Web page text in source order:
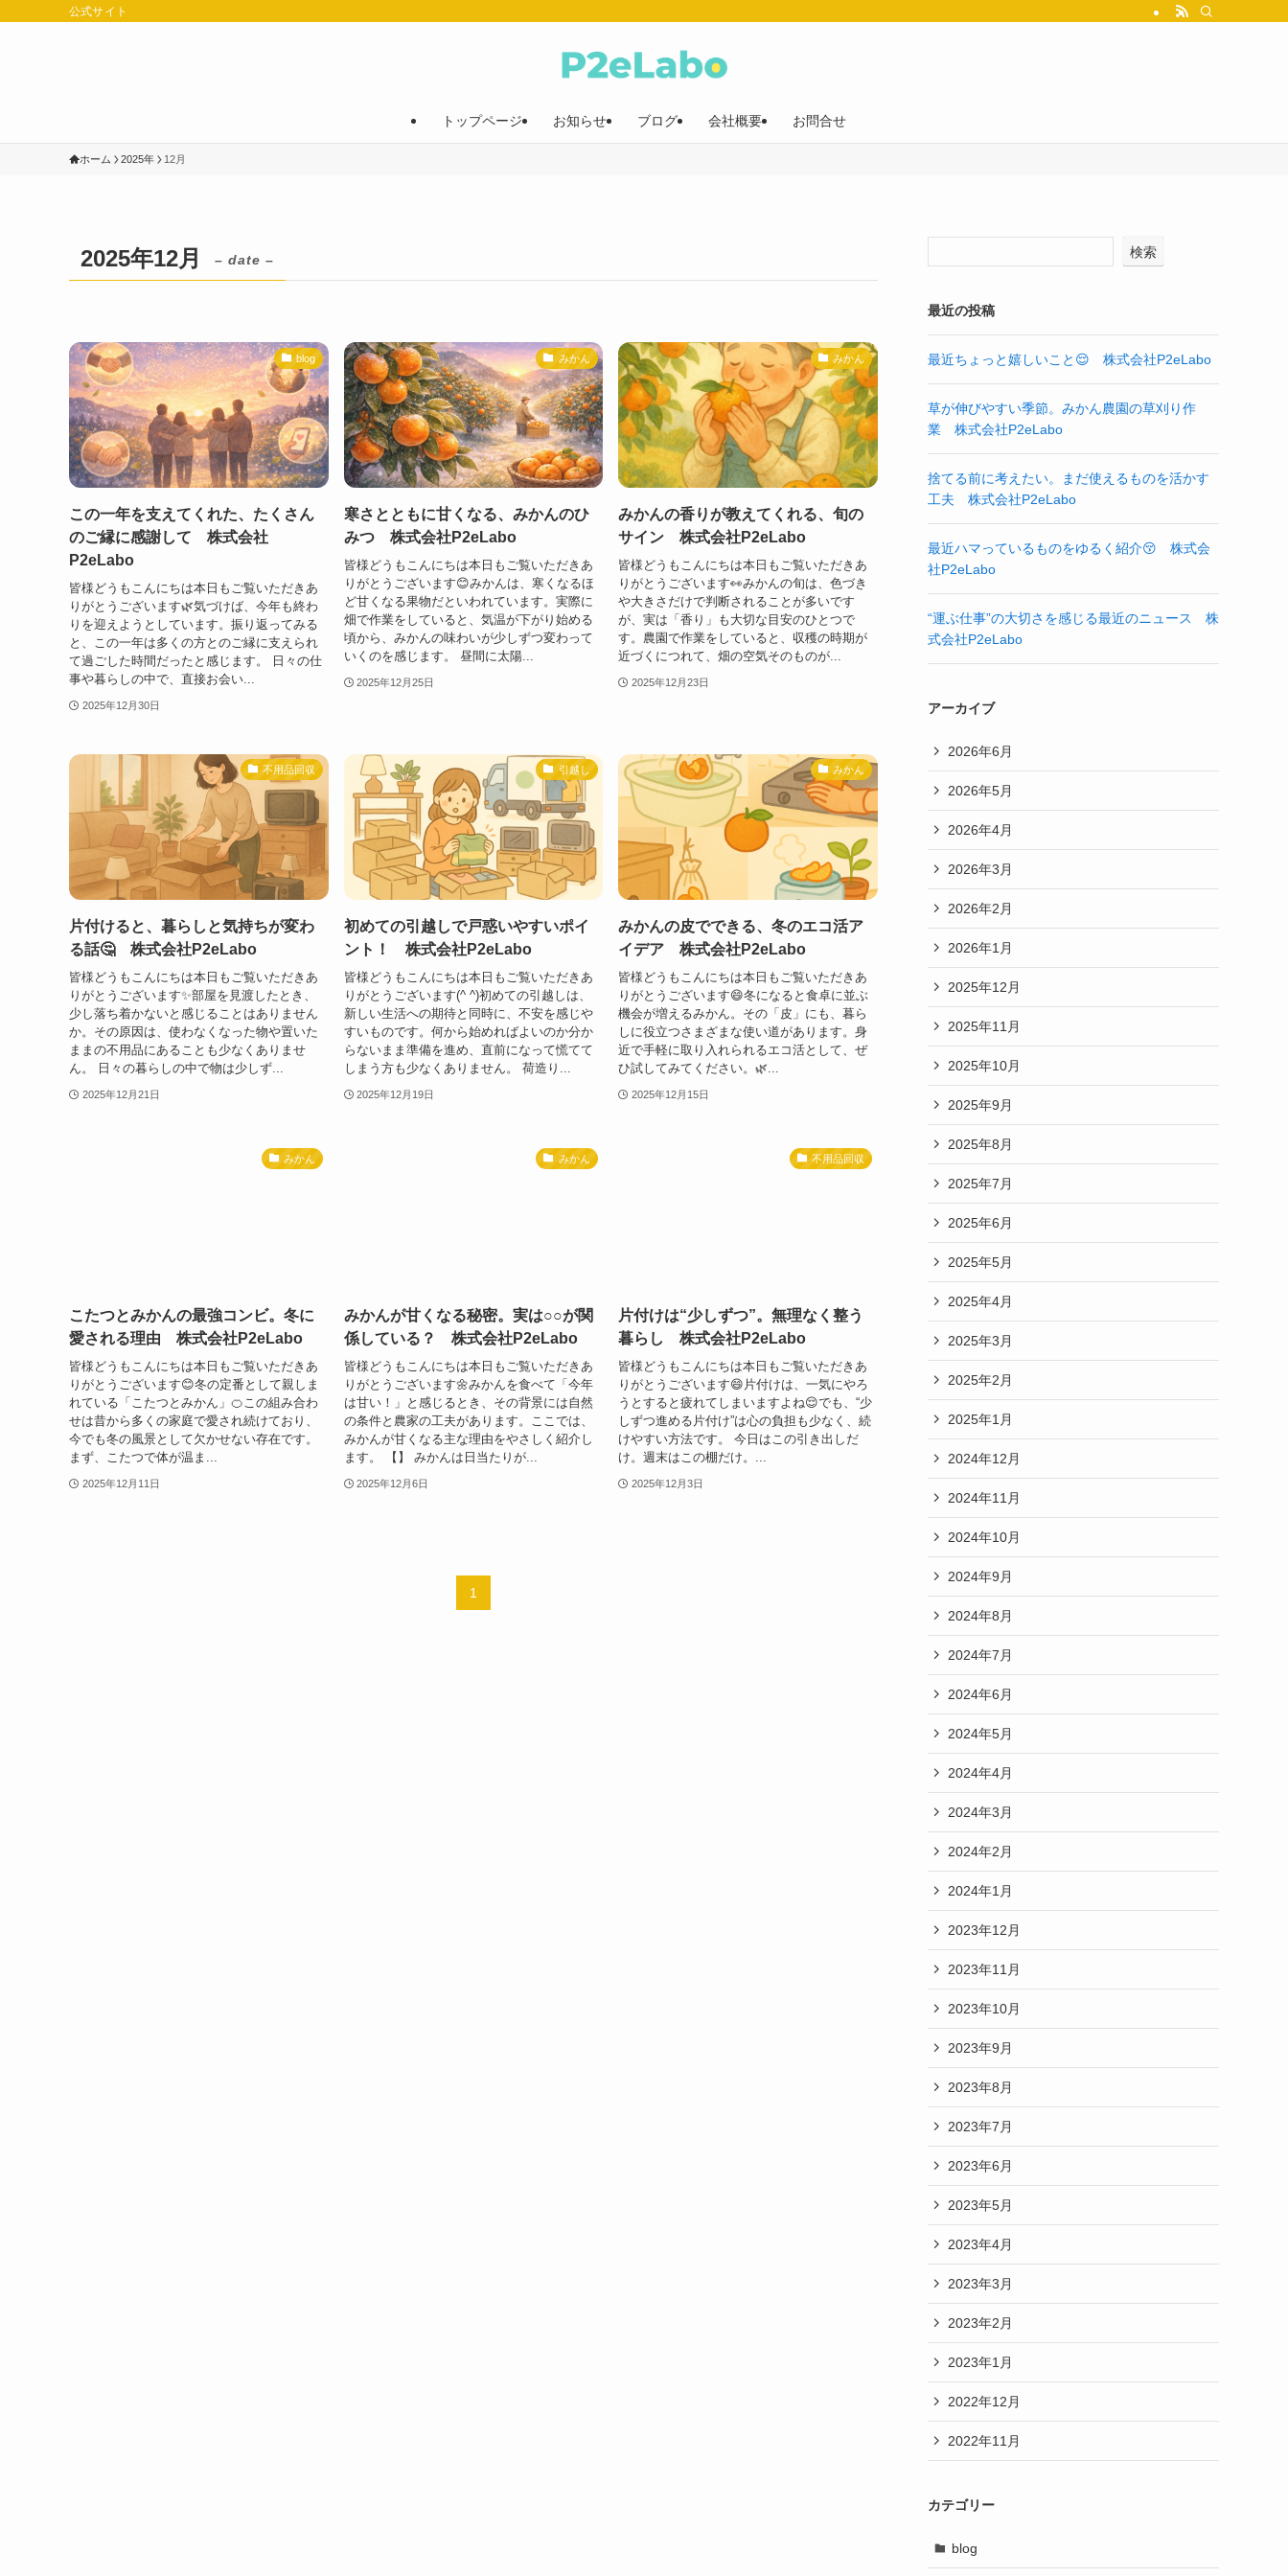
公式サイト
トップページ お知らせ ブログ 会社概要 お問合せ
ホーム 2025年 12月
2025年12月 – date –
blog
この一年を支えてくれた、たくさん
のご縁に感謝して 株式会社
P2eLabo
皆様どうもこんにちは本日もご覧いただきあ
りがとうございます🌿気づけば、今年も終わ
りを迎えようとしています。振り返ってみる
と、この一年は多くの方とのご縁に支えられ
て過ごした時間だったと感じます。 日々の仕
事や暮らしの中で、直接お会い...
2025年12月30日
みかん
寒さとともに甘くなる、みかんのひ
みつ 株式会社P2eLabo
皆様どうもこんにちは本日もご覧いただきあ
りがとうございます😊みかんは、寒くなるほ
ど甘くなる果物だといわれています。実際に
畑で作業をしていると、気温が下がり始める
頃から、みかんの味わいが少しずつ変わって
いくのを感じます。 昼間に太陽...
2025年12月25日
みかん
みかんの香りが教えてくれる、旬の
サイン 株式会社P2eLabo
皆様どうもこんにちは本日もご覧いただきあ
りがとうございます👀みかんの旬は、色づき
や大きさだけで判断されることが多いです
が、実は「香り」も大切な目安のひとつで
す。農園で作業をしていると、収穫の時期が
近づくにつれて、畑の空気そのものが...
2025年12月23日
不用品回収
片付けると、暮らしと気持ちが変わ
る話🤔 株式会社P2eLabo
皆様どうもこんにちは本日もご覧いただきあ
りがとうございます✨部屋を見渡したとき、
少し落ち着かないと感じることはありません
か。その原因は、使わなくなった物や置いた
ままの不用品にあることも少なくありませ
ん。 日々の暮らしの中で物は少しず...
2025年12月21日
引越し
初めての引越しで戸惑いやすいポイ
ント！ 株式会社P2eLabo
皆様どうもこんにちは本日もご覧いただきあ
りがとうございます(^ ^)初めての引越しは、
新しい生活への期待と同時に、不安を感じや
すいものです。何から始めればよいのか分か
らないまま準備を進め、直前になって慌てて
しまう方も少なくありません。 荷造り...
2025年12月19日
みかん
みかんの皮でできる、冬のエコ活ア
イデア 株式会社P2eLabo
皆様どうもこんにちは本日もご覧いただきあ
りがとうございます😄冬になると食卓に並ぶ
機会が増えるみかん。その「皮」にも、暮ら
しに役立つさまざまな使い道があります。身
近で手軽に取り入れられるエコ活として、ぜ
ひ試してみてください。🌿...
2025年12月15日
みかん
こたつとみかんの最強コンビ。冬に
愛される理由 株式会社P2eLabo
皆様どうもこんにちは本日もご覧いただきあ
りがとうございます😊冬の定番として親しま
れている「こたつとみかん」🍊この組み合わ
せは昔から多くの家庭で愛され続けており、
今でも冬の風景として欠かせない存在です。
まず、こたつで体が温ま...
2025年12月11日
みかん
みかんが甘くなる秘密。実は○○が関
係している？ 株式会社P2eLabo
皆様どうもこんにちは本日もご覧いただきあ
りがとうございます🌼みかんを食べて「今年
は甘い！」と感じるとき、その背景には自然
の条件と農家の工夫があります。ここでは、
みかんが甘くなる主な理由をやさしく紹介し
ます。 【】 みかんは日当たりが...
2025年12月6日
不用品回収
片付けは“少しずつ”。無理なく整う
暮らし 株式会社P2eLabo
皆様どうもこんにちは本日もご覧いただきあ
りがとうございます😄片付けは、一気にやろ
うとすると疲れてしまいますよね😌でも、“少
しずつ進める片付け”は心の負担も少なく、続
けやすい方法です。 今日はこの引き出しだ
け。週末はこの棚だけ。...
2025年12月3日
1
検索
最近の投稿
最近ちょっと嬉しいこと😌 株式会社P2eLabo
草が伸びやすい季節。みかん農園の草刈り作
業 株式会社P2eLabo
捨てる前に考えたい。まだ使えるものを活かす
工夫 株式会社P2eLabo
最近ハマっているものをゆるく紹介😚 株式会
社P2eLabo
“運ぶ仕事”の大切さを感じる最近のニュース 株
式会社P2eLabo
アーカイブ
2026年6月
2026年5月
2026年4月
2026年3月
2026年2月
2026年1月
2025年12月
2025年11月
2025年10月
2025年9月
2025年8月
2025年7月
2025年6月
2025年5月
2025年4月
2025年3月
2025年2月
2025年1月
2024年12月
2024年11月
2024年10月
2024年9月
2024年8月
2024年7月
2024年6月
2024年5月
2024年4月
2024年3月
2024年2月
2024年1月
2023年12月
2023年11月
2023年10月
2023年9月
2023年8月
2023年7月
2023年6月
2023年5月
2023年4月
2023年3月
2023年2月
2023年1月
2022年12月
2022年11月
カテゴリー
blog